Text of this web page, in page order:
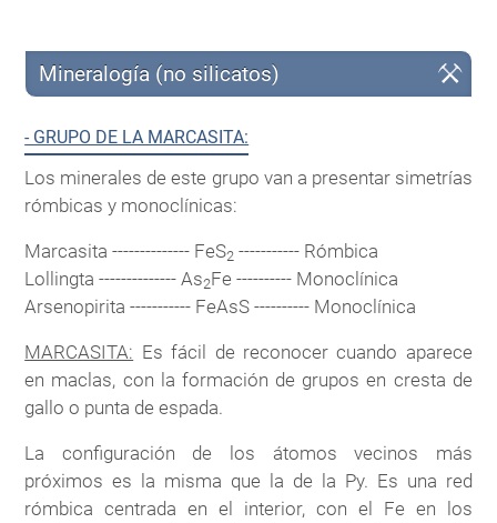
Mineralogía (no silicatos)
- GRUPO DE LA MARCASITA:
Los minerales de este grupo van a presentar simetrías
rómbicas y monoclínicas:
Marcasita -------------- FeS2 ----------- Rómbica
Lollingta -------------- As2Fe ---------- Monoclínica
Arsenopirita ----------- FeAsS ---------- Monoclínica
MARCASITA: Es fácil de reconocer cuando aparece
en maclas, con la formación de grupos en cresta de
gallo o punta de espada.
La configuración de los átomos vecinos más
próximos es la misma que la de la Py. Es una red
rómbica centrada en el interior, con el Fe en los